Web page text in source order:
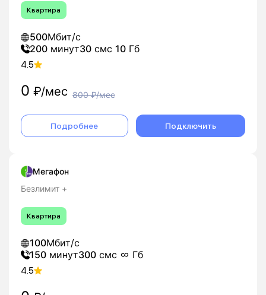
Квартира
500Мбит/с
200 минут30 смс 10 Гб
4.5
0 ₽/мес 800₽/мес
Подробнее Подключить
Мегафон
Безлимит +
Квартира
100Мбит/с
150 минут300 смс Гб
4.5